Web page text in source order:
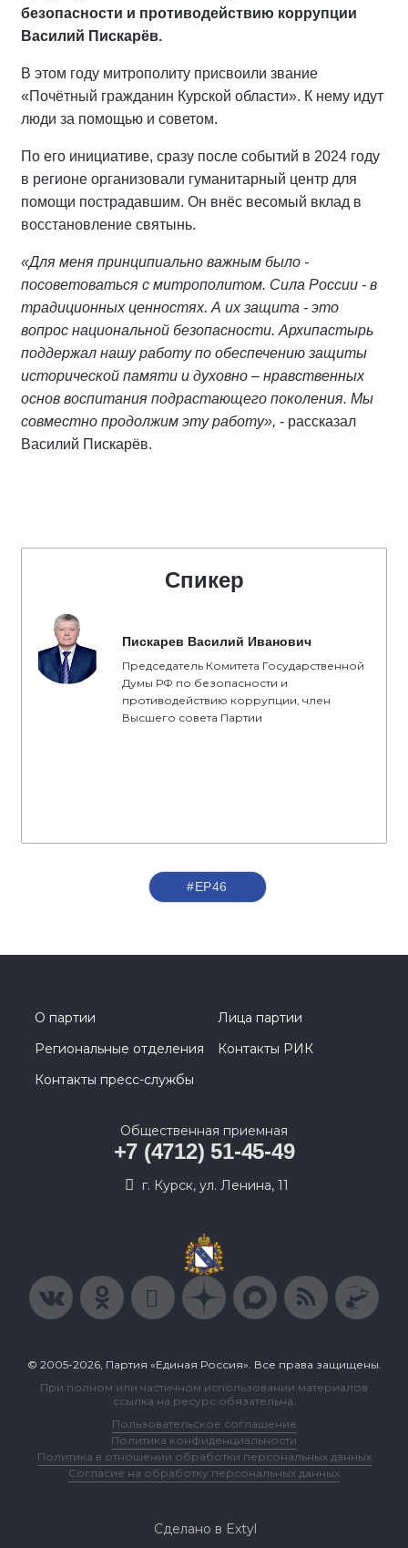
безопасности и противодействию коррупции
Василий Пискарёв.
В этом году митрополиту присвоили звание
«Почётный гражданин Курской области». К нему идут
люди за помощью и советом.
По его инициативе, сразу после событий в 2024 году
в регионе организовали гуманитарный центр для
помощи пострадавшим. Он внёс весомый вклад в
восстановление святынь.
«Для меня принципиально важным было -
посоветоваться с митрополитом. Сила России - в
традиционных ценностях. А их защита - это
вопрос национальной безопасности. Архипастырь
поддержал нашу работу по обеспечению защиты
исторической памяти и духовно – нравственных
основ воспитания подрастающего поколения. Мы
совместно продолжим эту работу», - рассказал
Василий Пискарёв.
Спикер
Пискарев Василий Иванович
Председатель Комитета Государственной
Думы РФ по безопасности и
противодействию коррупции, член
Высшего совета Партии
#ЕР46
О партии
Лица партии
Региональные отделения
Контакты РИК
Контакты пресс-службы
Общественная приемная
+7 (4712) 51-45-49
г. Курск, ул. Ленина, 11
© 2005-2026, Партия «Единая Россия». Все права защищены.
При полном или частичном использовании материалов
ссылка на ресурс обязательна.
Пользовательское соглашение
Политика конфиденциальности
Политика в отношении обработки персональных данных
Согласие на обработку персональных данных
Сделано в Extyl